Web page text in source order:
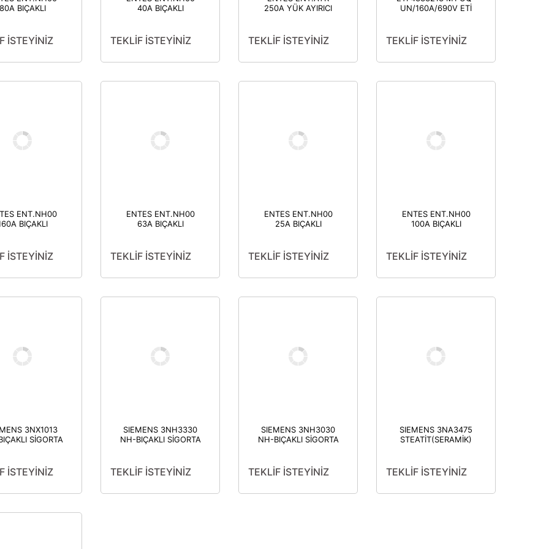
80A BIÇAKLI
İSTEYİNİZ
40A BIÇAKLI
TEKLİF İSTEYİNİZ
250A YÜK AYIRICI
TEKLİF İSTEYİNİZ
UN/160A/690V ETİ
SERAMİK
TEKLİF İSTEYİNİZ
ENT.NH00
BIÇAKLI
İSTEYİNİZ
ENTES ENT.NH00
63A BIÇAKLI
TEKLİF İSTEYİNİZ
ENTES ENT.NH00
25A BIÇAKLI
TEKLİF İSTEYİNİZ
ENTES ENT.NH00
100A BIÇAKLI
TEKLİF İSTEYİNİZ
3NX1013
SİGORTA
İSTEYİNİZ
SIEMENS 3NH3330
NH-BIÇAKLI SİGORTA
49MM
TEKLİF İSTEYİNİZ
SIEMENS 3NH3030
NH-BIÇAKLI SİGORTA
BOY 00 34MM
TEKLİF İSTEYİNİZ
SIEMENS 3NA3475
STEATİT(SERAMİK)
800A BOY 4
GENİŞLİK 101.8MM
TEKLİF İSTEYİNİZ